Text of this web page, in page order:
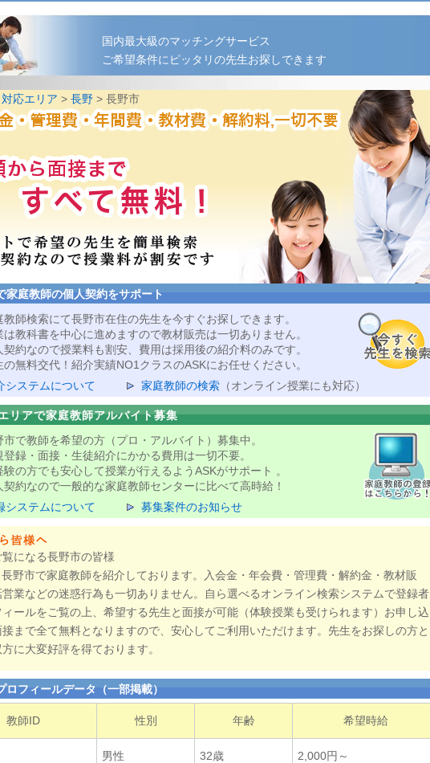
国内最大級のマッチングサービス
ご希望条件にピッタリの先生お探しできます
対応エリア > 長野 > 長野市
家庭教師の個人契約をサポート
教師検索にて長野市在住の先生を今すぐお探しできます。
は教科書を中心に進めますので教材販売は一切ありません。
契約なので授業料も割安、費用は採用後の紹介料のみです。
の無料交代！紹介実績NO1クラスのASKにお任せください。
システムについて
家庭教師の検索 （オンライン授業にも対応）
リアで家庭教師アルバイト募集
市で教師を希望の方（プロ・アルバイト）募集中。
登録・面接・生徒紹介にかかる費用は一切不要。
験の方でも安心して授業が行えるようASKがサポート 。
契約なので一般的な家庭教師センターに比べて高時給！
システムについて
募集案件のお知らせ
になる長野市の皆様
野市で家庭教師を紹介しております。入会金・年会費・管理費・解約金・教材販
業などの迷惑行為も一切ありません。自ら選べるオンライン検索システムで登録者
ールをご覧の上、希望する先生と面接が可能（体験授業も受けられます）お申し込
まで全て無料となりますので、安心してご利用いただけます。先生をお探しの方と
に大変好評を得ております。
ロフィールデータ（一部掲載）
教師ID 性別 年齢 希望時給
男性 32歳 2,000円～